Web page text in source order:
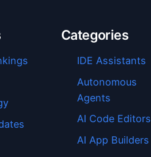
Categories
IDE Assistants
Autonomous
Agents
AI Code Editors
AI App Builders